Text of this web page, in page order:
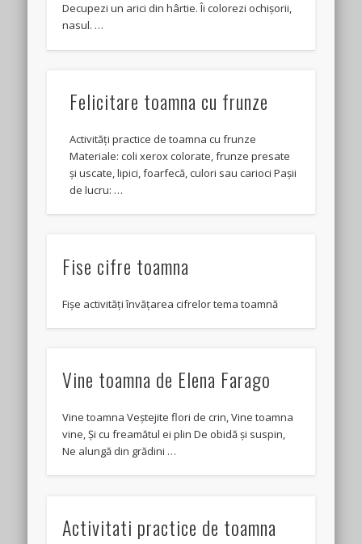
Decupezi un arici din hârtie. Îi colorezi ochișorii,
nasul. …
Felicitare toamna cu frunze
Activități practice de toamna cu frunze
Materiale: coli xerox colorate, frunze presate
și uscate, lipici, foarfecă, culori sau carioci Pașii
de lucru: …
Fise cifre toamna
Fișe activități învățarea cifrelor tema toamnă
Vine toamna de Elena Farago
Vine toamna Veștejite flori de crin, Vine toamna
vine, Și cu freamătul ei plin De obidă și suspin,
Ne alungă din grădini …
Activitati practice de toamna